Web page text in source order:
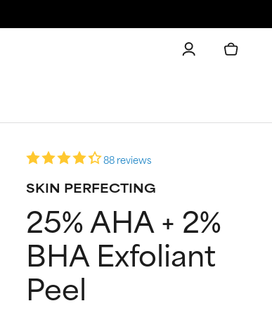
88 reviews
SKIN PERFECTING
25% AHA + 2%
BHA Exfoliant
Peel